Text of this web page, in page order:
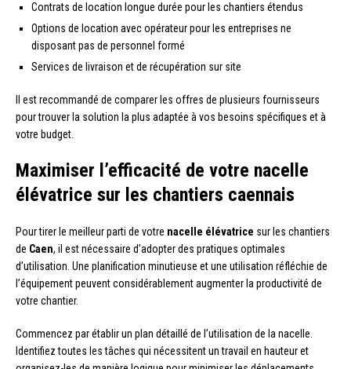
Contrats de location longue durée pour les chantiers étendus
Options de location avec opérateur pour les entreprises ne
disposant pas de personnel formé
Services de livraison et de récupération sur site
Il est recommandé de comparer les offres de plusieurs fournisseurs
pour trouver la solution la plus adaptée à vos besoins spécifiques et à
votre budget.
Maximiser l’efficacité de votre nacelle
élévatrice sur les chantiers caennais
Pour tirer le meilleur parti de votre nacelle élévatrice sur les chantiers
de Caen, il est nécessaire d’adopter des pratiques optimales
d’utilisation. Une planification minutieuse et une utilisation réfléchie de
l’équipement peuvent considérablement augmenter la productivité de
votre chantier.
Commencez par établir un plan détaillé de l’utilisation de la nacelle.
Identifiez toutes les tâches qui nécessitent un travail en hauteur et